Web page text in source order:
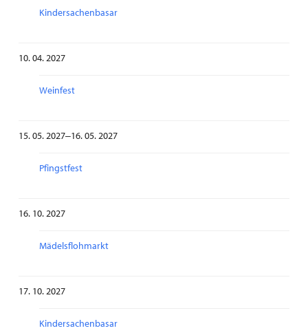
Kindersachenbasar
10. 04. 2027
Weinfest
15. 05. 2027‒16. 05. 2027
Pfingstfest
16. 10. 2027
Mädelsflohmarkt
17. 10. 2027
Kindersachenbasar